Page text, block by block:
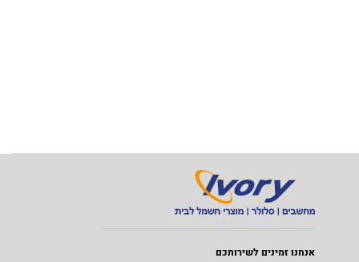
אנחנו זמינים לשירותכם